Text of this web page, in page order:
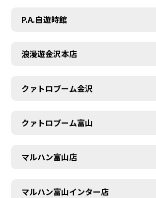
P.A.自遊時館
浪漫遊金沢本店
クァトロブーム金沢
クァトロブーム富山
マルハン富山店
マルハン富山インター店